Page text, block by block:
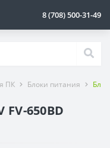
8 (708) 500-31-49
ПК Блоки питания
650BD